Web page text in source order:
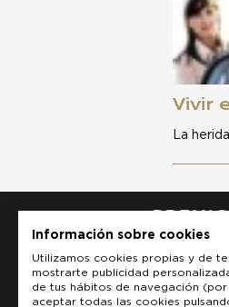
Vivir
La
Información sobre cookies
Utilizamos cookies propias y de
mostrarte publicidad
de tus hábitos de navegación
aceptar todas las cookies